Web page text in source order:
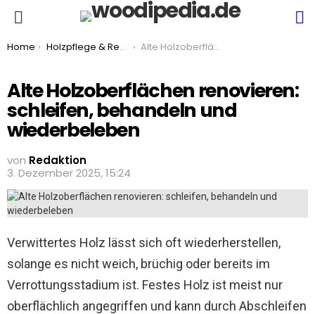
You are here:
Home Holzpflege & Reparatur Alte Holzoberflächen renovieren: schleifen, behandeln und wiederbeleben
Alte Holzoberflächen renovieren:
schleifen, behandeln und
wiederbeleben
von Redaktion
3. Dezember 2025, 15:24
Verwittertes Holz lässt sich oft wiederherstellen,
solange es nicht weich, brüchig oder bereits im
Verrottungsstadium ist. Festes Holz ist meist nur
oberflächlich angegriffen und kann durch Abschleifen